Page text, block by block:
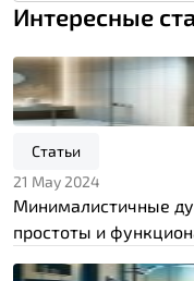
Интересные
Статьи
21 May 2024
Минималистичные
простоты и